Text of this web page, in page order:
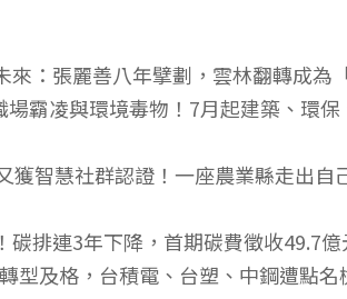
：張麗善八年擘劃，雲林翻轉成為
場霸凌與環境毒物！7月起建築、環
獲智慧社群認證！一座農業縣走出自
碳排連3年下降，首期碳費徵收49.7億
型及格，台積電、台塑、中鋼遭點名